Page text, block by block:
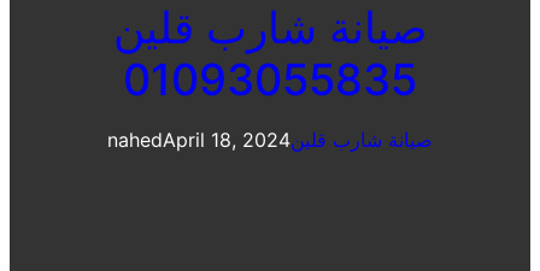
صيانة شارب قلين
01093055835
nahedApril 18, 2024صيانة شارب قلين